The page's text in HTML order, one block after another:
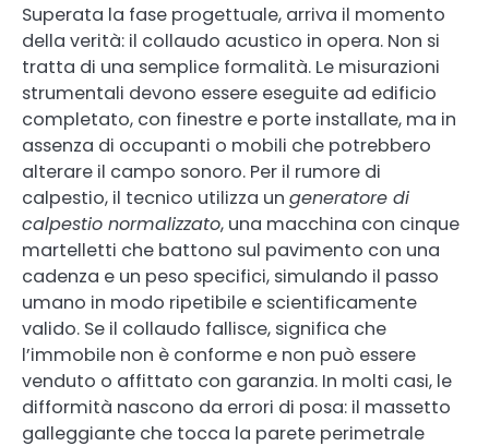
Superata la fase progettuale, arriva il momento
della verità: il collaudo acustico in opera. Non si
tratta di una semplice formalità. Le misurazioni
strumentali devono essere eseguite ad edificio
completato, con finestre e porte installate, ma in
assenza di occupanti o mobili che potrebbero
alterare il campo sonoro. Per il rumore di
calpestio, il tecnico utilizza un generatore di
calpestio normalizzato, una macchina con cinque
martelletti che battono sul pavimento con una
cadenza e un peso specifici, simulando il passo
umano in modo ripetibile e scientificamente
valido. Se il collaudo fallisce, significa che
l’immobile non è conforme e non può essere
venduto o affittato con garanzia. In molti casi, le
difformità nascono da errori di posa: il massetto
galleggiante che tocca la parete perimetrale